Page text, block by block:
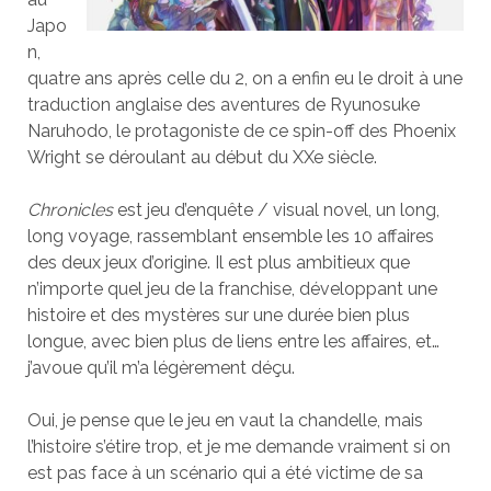
Japo
n,
quatre ans après celle du 2, on a enfin eu le droit à une
traduction anglaise des aventures de Ryunosuke
Naruhodo, le protagoniste de ce spin-off des Phoenix
Wright se déroulant au début du XXe siècle.
Chronicles est jeu d’enquête / visual novel, un long,
long voyage, rassemblant ensemble les 10 affaires
des deux jeux d’origine. Il est plus ambitieux que
n’importe quel jeu de la franchise, développant une
histoire et des mystères sur une durée bien plus
longue, avec bien plus de liens entre les affaires, et…
j’avoue qu’il m’a légèrement déçu.
Oui, je pense que le jeu en vaut la chandelle, mais
l’histoire s’étire trop, et je me demande vraiment si on
est pas face à un scénario qui a été victime de sa